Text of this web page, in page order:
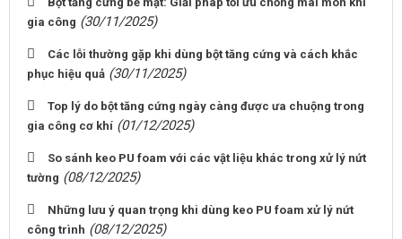
gia công (30/11/2025)
Các lỗi thường gặp khi dùng bột tăng cứng và cách khắc
phục hiệu quả (30/11/2025)
Top lý do bột tăng cứng ngày càng được ưa chuộng trong
gia công cơ khí (01/12/2025)
So sánh keo PU foam với các vật liệu khác trong xử lý nứt
tường (08/12/2025)
Những lưu ý quan trọng khi dùng keo PU foam xử lý nứt
công trình (08/12/2025)